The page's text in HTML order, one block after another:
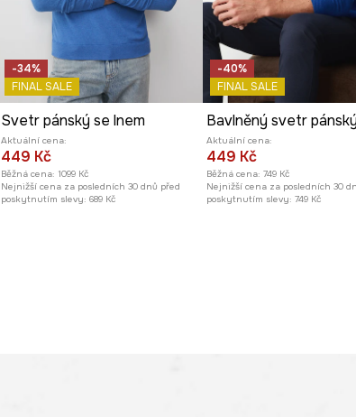
-34%
FINAL SALE
Svetr pánský se lnem
Aktuální cena:
449 Kč
Běžná cena: 1099 Kč
Nejnižší cena za posledních 30 dnů před
poskytnutím slevy: 689 Kč
-40%
FINAL SALE
Aktuální cena:
449 Kč
Běžná cena: 749 Kč
Nejnižší cena za posledních 30
poskytnutím slevy: 749 Kč